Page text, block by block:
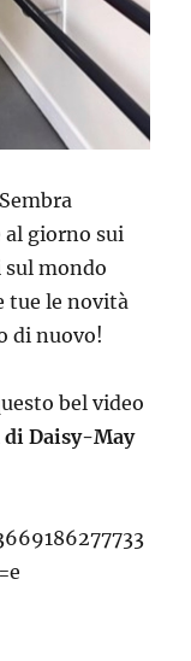
Sembra
al giorno sui
sul mondo
tue le novità
di nuovo!
bel video
di Daisy-May